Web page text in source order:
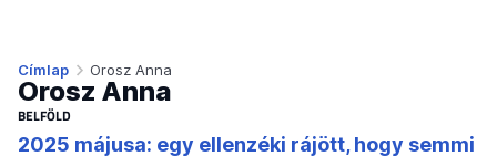
Címlap Orosz Anna
Orosz Anna
BELFÖLD
2025 májusa: egy ellenzéki rájött, hogy semmi